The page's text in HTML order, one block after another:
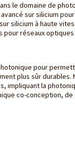
le domaine de
sur silicium
silicium à haute
pour réseaux
pour
plus sûr
impliquant la
co-conception,